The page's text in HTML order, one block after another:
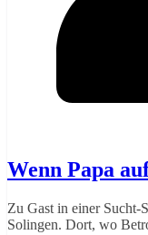
Wenn Papa
Zu Gast in einer Sucht-
Solingen. Dort, wo